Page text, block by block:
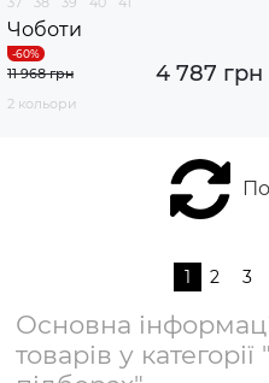
Чоботи
4 787 грн
11 968 грн
2 кольори
1 2 3
Основна
товарів у